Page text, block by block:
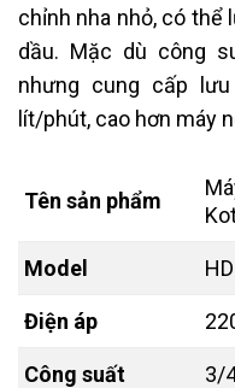
chỉnh nha nhỏ, có thể
dầu. Mặc dù công
nhưng cung cấp
lít/phút, cao hơn máy
Tên sản phẩm
Model
Điện áp
Công suất 3/